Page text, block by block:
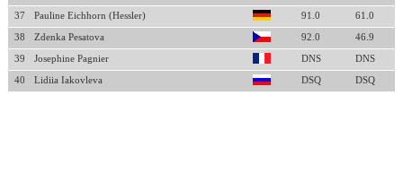
37 Pauline Eichhorn (Hessler) 91.0 61.0
38 Zdenka Pesatova 92.0 46.9
39 Josephine Pagnier DNS DNS
40 Lidiia Iakovleva DSQ DSQ